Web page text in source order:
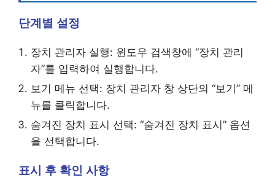
단계별 설정
장치 관리자 실행: 윈도우 검색창에 “장치 관리
자”를 입력하여 실행합니다.
보기 메뉴 선택: 장치 관리자 창 상단의 “보기” 메
뉴를 클릭합니다.
숨겨진 장치 표시 선택: “숨겨진 장치 표시” 옵션
을 선택합니다.
표시 후 확인 사항